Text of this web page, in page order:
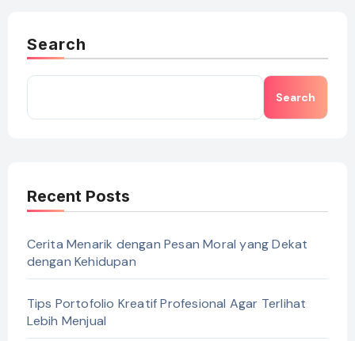
Search
Search
Recent Posts
Cerita Menarik dengan Pesan Moral yang Dekat
dengan Kehidupan
Tips Portofolio Kreatif Profesional Agar Terlihat
Lebih Menjual